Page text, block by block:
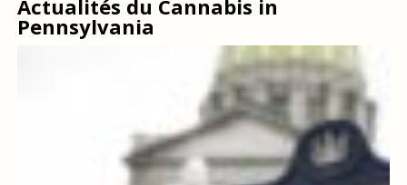
Actualités du Cannabis in
Pennsylvania